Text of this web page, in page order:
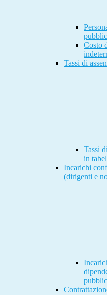
Costo
Tassi di
Tassi
in
Incarichi
(dirigenti e